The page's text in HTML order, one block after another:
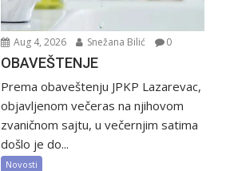
Aug 4, 2026 Snežana Bilić 0
OBAVEŠTENJE
Prema obaveštenju JPKP Lazarevac,
objavljenom večeras na njihovom
zvaničnom sajtu, u večernjim satima
došlo je do...
Novosti